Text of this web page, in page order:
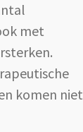
met
komen niet